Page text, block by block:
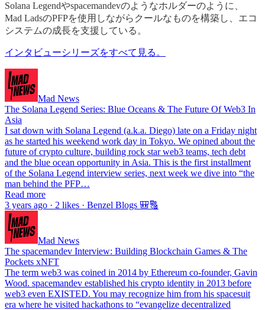
Solana Legendやspacemandevのようなホルダーのように、
Mad LadsのPFPを使用しながらクールなものを構築し、エコ
システムの成長を支援している。
インタビューシリーズをすべて見る。
Mad News
The Solana Legend Series: Blue Oceans & The Future Of Web3 In
Asia
I sat down with Solana Legend (a.k.a. Diego) late on a Friday night
as he started his weekend work day in Tokyo. We opined about the
future of crypto culture, building rock star web3 teams, tech debt
and the blue ocean opportunity in Asia. This is the first installment
of the Solana Legend interview series, next week we dive into “the
man behind the PFP…
Read more
3 years ago · 2 likes · Benzel Blogs 🎒🔠
Mad News
The spacemandev Interview: Building Blockchain Games & The
Pockets xNFT
The term web3 was coined in 2014 by Ethereum co-founder, Gavin
Wood. spacemandev established his crypto identity in 2013 before
web3 even EXISTED. You may recognize him from his spacesuit
era where he visited hackathons to “evangelize decentralized